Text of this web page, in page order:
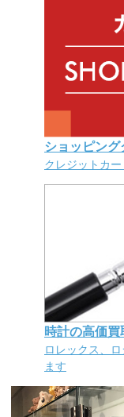
ショッピング
クレジットカ
時計の高価買
ロレックス、
ます